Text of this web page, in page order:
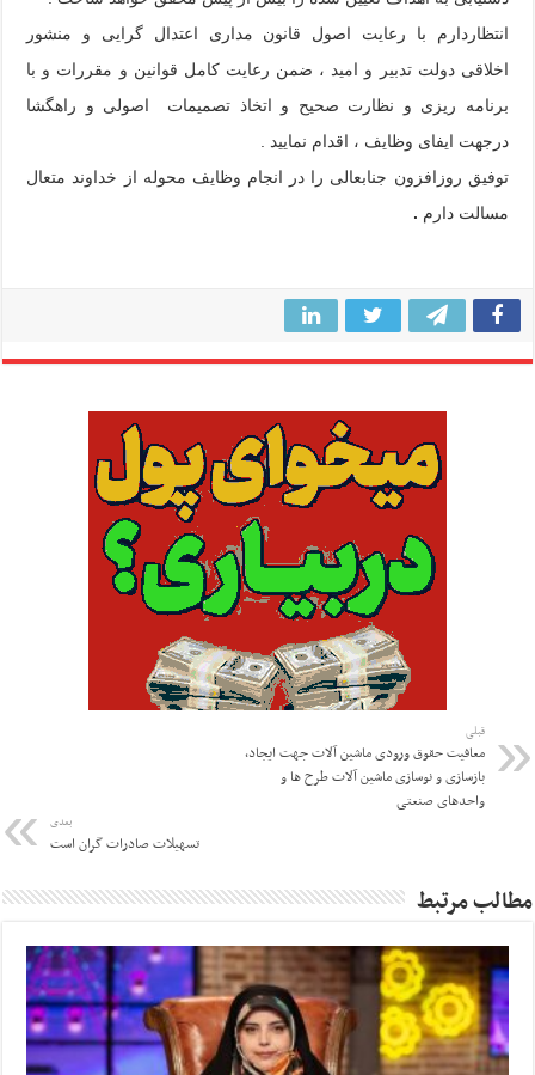
انتظاردارم با رعایت اصول قانون مداری اعتدال گرایی و منشور
اخلاقی دولت تدبیر و امید ، ضمن رعایت کامل قوانین و مقررات و با
برنامه ریزی و نظارت صحیح و اتخاذ تصمیمات اصولی و راهگشا
درجهت ایفای وظایف ، اقدام نمایید .
توفیق روزافزون جنابعالی را در انجام وظایف محوله از خداوند متعال
مسالت دارم .
قبلی
معافیت حقوق ورودی ماشین آلات جهت ایجاد،
بازسازی و نوسازی ماشین آلات طرح ها و
واحدهای صنعتی
بعدی
تسهیلات صادرات گران است
مطالب مرتبط